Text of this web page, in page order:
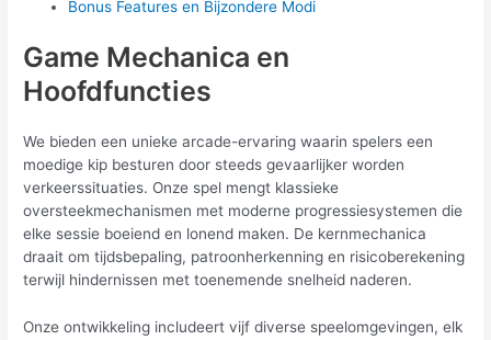
Bonus Features en Bijzondere Modi
Game Mechanica en
Hoofdfuncties
We bieden een unieke arcade-ervaring waarin spelers een
moedige kip besturen door steeds gevaarlijker worden
verkeerssituaties. Onze spel mengt klassieke
oversteekmechanismen met moderne progressiesystemen die
elke sessie boeiend en lonend maken. De kernmechanica
draait om tijdsbepaling, patroonherkenning en risicoberekening
terwijl hindernissen met toenemende snelheid naderen.
Onze ontwikkeling includeert vijf diverse speelomgevingen, elk